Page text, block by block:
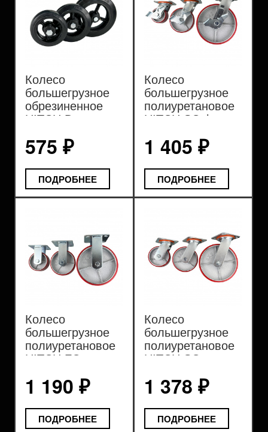
Колесо
большегрузное
обрезиненное
HITCH D черное
575 ₽
ПОДРОБНЕЕ
Колесо
большегрузное
полиуретановое
HITCH SCpb
1 405 ₽
ПОДРОБНЕЕ
Колесо
большегрузное
полиуретановое
HITCH FCp
1 190 ₽
ПОДРОБНЕЕ
Колесо
большегрузное
полиуретановое
HITCH SCp
1 378 ₽
ПОДРОБНЕЕ